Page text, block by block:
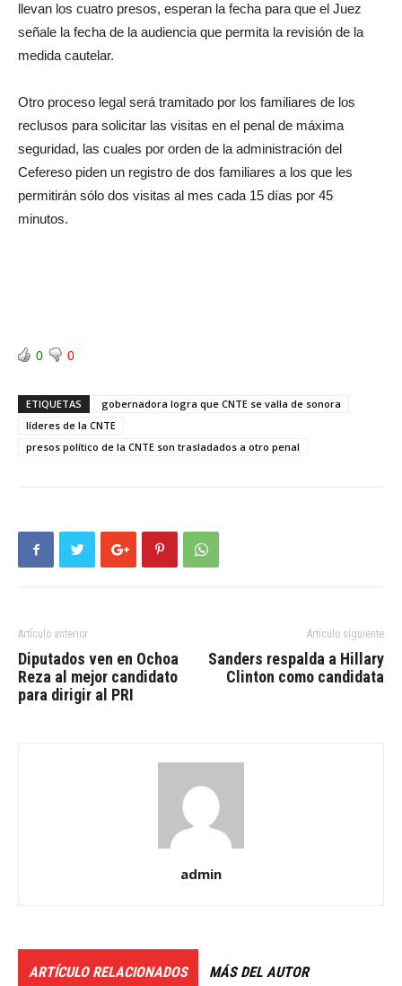
llevan los cuatro presos, esperan la fecha para que el Juez
señale la fecha de la audiencia que permita la revisión de la
medida cautelar.
Otro proceso legal será tramitado por los familiares de los
reclusos para solicitar las visitas en el penal de máxima
seguridad, las cuales por orden de la administración del
Cefereso piden un registro de dos familiares a los que les
permitirán sólo dos visitas al mes cada 15 días por 45
minutos.
0 0
ETIQUETAS
gobernadora logra que CNTE se valla de sonora
líderes de la CNTE
presos político de la CNTE son trasladados a otro penal
Artículo anterior
Diputados ven en Ochoa
Reza al mejor candidato
para dirigir al PRI
Artículo siguiente
Sanders respalda a Hillary
Clinton como candidata
admin
ARTÍCULO RELACIONADOS MÁS DEL AUTOR